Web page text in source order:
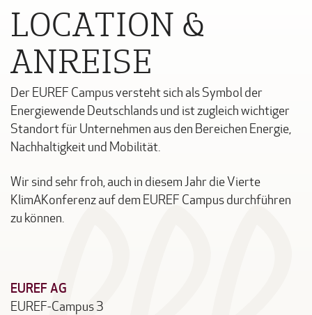
LOCATION &
ANREISE
Der EUREF Campus versteht sich als Symbol der
Energiewende Deutschlands und ist zugleich wichtiger
Standort für Unternehmen aus den Bereichen Energie,
Nachhaltigkeit und Mobilität.
Wir sind sehr froh, auch in diesem Jahr die Vierte
KlimAKonferenz auf dem EUREF Campus durchführen
zu können.
EUREF AG
EUREF-Campus 3